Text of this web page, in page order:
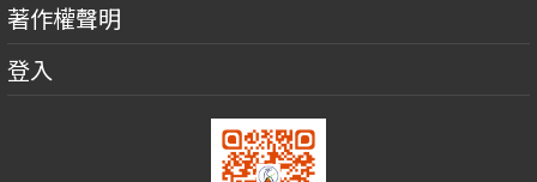
著作權聲明
登入